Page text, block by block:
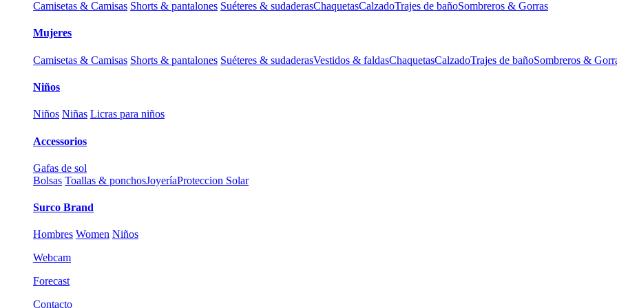
Camisetas & Camisas Shorts & pantalones Suéteres & sudaderasChaquetasCalzadoTrajes de bañoSombreros & Gorras
Mujeres
Camisetas & Camisas Shorts & pantalones Suéteres & sudaderasVestidos & faldasChaquetasCalzadoTrajes de bañoSombreros &
Niños
Niños Niñas Licras para niños
Accessorios
Gafas de sol
Bolsas Toallas & ponchosJoyeríaProteccion Solar
Surco Brand
Hombres Women Niños
Webcam
Forecast
Contacto